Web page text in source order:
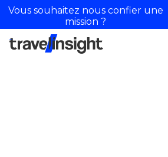
Vous souhaitez nous confier une
mission ?